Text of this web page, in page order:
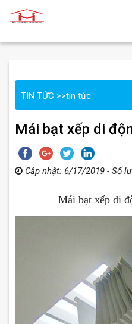
TIN TỨC >>tin tức
Mái bạt xếp di
Cập nhật: 6/17/2019 - Số
Mái bạt xếp di